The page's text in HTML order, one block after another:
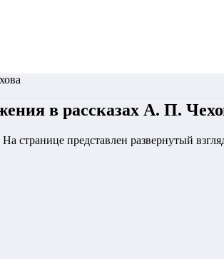
в рассказах А. П.
странице представлен развернутый